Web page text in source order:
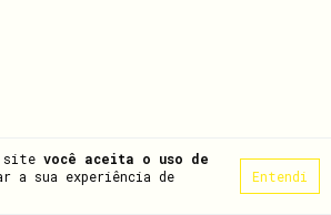
site você aceita o uso de
a sua experiência de
Entendi